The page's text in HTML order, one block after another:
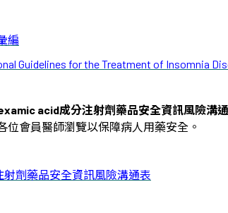
編
Guidelines for the Treatment of Insomnia
acid成分注射劑藥品安全資訊風險溝通
位會員醫師瀏覽以保障病人用藥安全。
射劑藥品安全資訊風險溝通表